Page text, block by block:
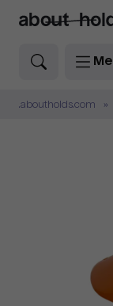
.aboutholds.com